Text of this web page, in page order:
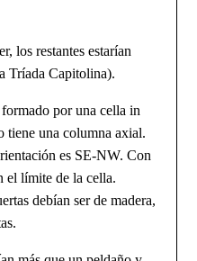
los restantes estarían
Tríada Capitolina).
formado por una cella in
tiene una columna axial.
es SE-NW. Con
el límite de la cella.
debían ser de madera,